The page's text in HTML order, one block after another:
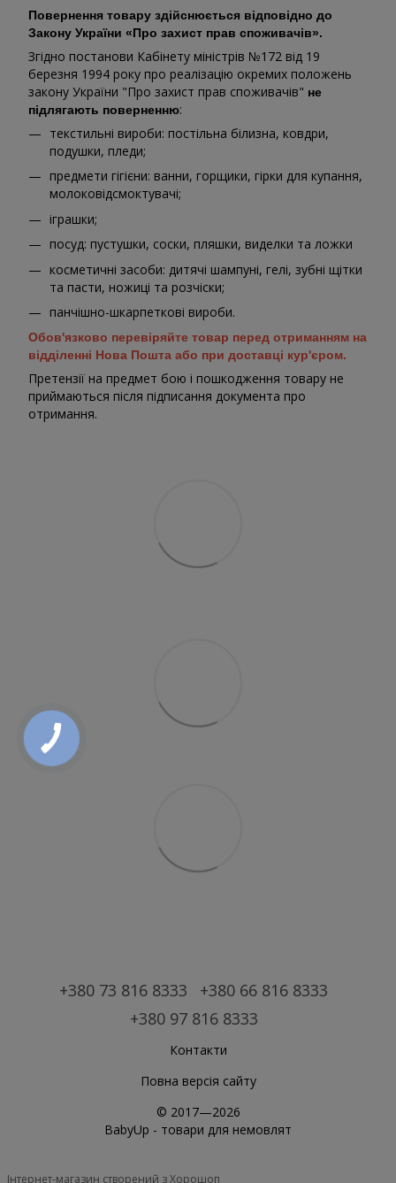
Повернення товару здійснюється відповідно до
Закону України «Про захист прав споживачів».
Згідно постанови Кабінету міністрів №172 від 19
березня 1994 року про реалізацію окремих положень
закону України "Про захист прав споживачів" не
підлягають поверненню:
текстильні вироби: постільна білизна, ковдри,
подушки, пледи;
предмети гігієни: ванни, горщики, гірки для купання,
молоковідсмоктувачі;
іграшки;
посуд: пустушки, соски, пляшки, виделки та ложки
косметичні засоби: дитячі шампуні, гелі, зубні щітки
та пасти, ножиці та розчіски;
панчішно-шкарпеткові вироби.
Обов'язково перевіряйте товар перед отриманням на
відділенні Нова Пошта або при доставці кур'єром.
Претензії на предмет бою і пошкодження товару не
приймаються після підписання документа про
отримання.
+380 73 816 8333
+380 66 816 8333
+380 97 816 8333
Контакти
Повна версія сайту
© 2017—2026
BabyUp - товари для немовлят
Інтернет-магазин створений з Хорошоп